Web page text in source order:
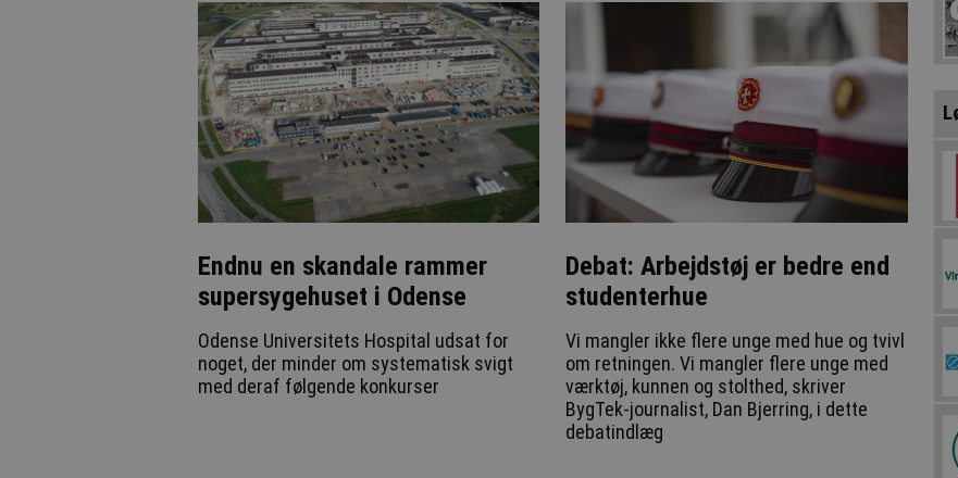
Endnu en skandale rammer
supersygehuset i Odense
Odense Universitets Hospital udsat for
noget, der minder om systematisk svigt
med deraf følgende konkurser
Debat: Arbejdstøj er bedre end
studenterhue
Vi mangler ikke flere unge med hue og tvivl
om retningen. Vi mangler flere unge med
værktøj, kunnen og stolthed, skriver
BygTek-journalist, Dan Bjerring, i dette
debatindlæg